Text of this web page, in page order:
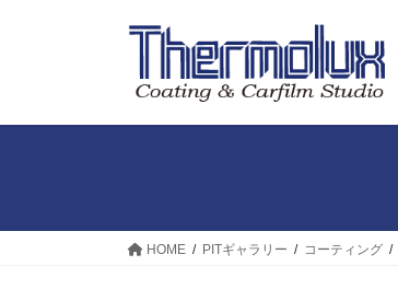
HOME PITギャラリー コーティング